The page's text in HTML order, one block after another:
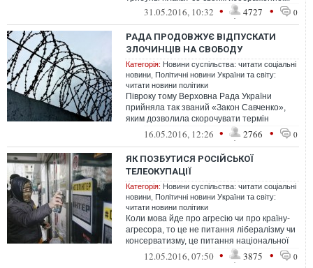
31.05.2016, 10:32 • 4727 • 0
РАДА ПРОДОВЖУЄ ВІДПУСКАТИ
ЗЛОЧИНЦІВ НА СВОБОДУ
Категорія: Новини суспільства: читати соціальні
новини Політичні новини України та світу:
читати новини політики
Півроку тому Верховна Рада України
прийняла так званий «Закон Савченко»,
яким дозволила скорочувати термін
ув'язнення засудженим, зараховуючи один
16.05.2016, 12:26 • 2766 • 0
ЯК ПОЗБУТИСЯ РОСІЙСЬКОЇ
ТЕЛЕОКУПАЦІЇ
Категорія: Новини суспільства: читати соціальні
новини Політичні новини України та світу:
читати новини політики
Коли мова йде про агресію чи про країну-
агресора, то це не питання лібералізму чи
консерватизму, це питання національної
безпеки. Вплив агресора має б...
12.05.2016, 07:50 • 3875 • 0